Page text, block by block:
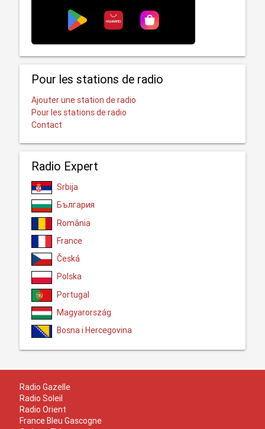
Pour les stations de radio
Ajouter une station de radio
Pour les stations de radio
Contact
Radio Expert
Srbija
България
România
France
Česká
Polska
Portugal
Magyarország
Bosna i Hercegovina
Radio Gazelle
Radio Soleil
Radio Orient
France Bleu Gascogne